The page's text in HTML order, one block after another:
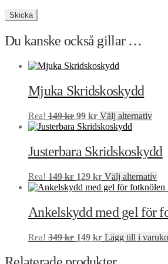
Du kanske också gillar …
Mjuka Skridskoskydd
Rea! 149kr Det
ursprungliga
var:
149 kr.
99 krDet
nuvarande
är:
99 kr.
Välj alternativDen
har
flera
De
kan
på
Justerbara Skridskoskydd
Rea! 149kr Det
ursprungliga
var:
149 kr.
129 krDet
nuvarande
129 kr.
Välj alternativDen
här
har
De
Ankelskydd med gel för
Rea! 349kr Det
priset
149 krDet
priset
Lägg till i